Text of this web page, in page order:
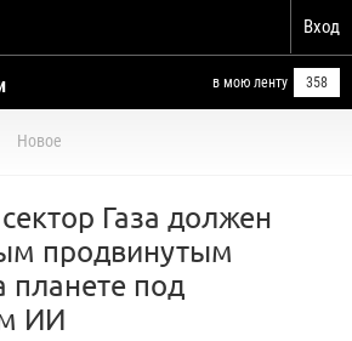
Вход
в мою ленту 358
Новое
Газа должен
продвинутым
планете под
ИИ